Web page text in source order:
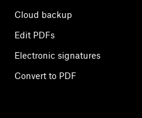
Cloud backup
Edit PDFs
Electronic signatures
Convert to PDF